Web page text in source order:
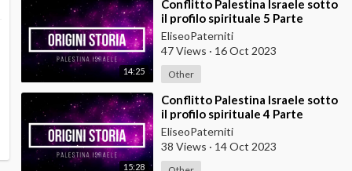
14:25
⁣Conflitto Palestina Israele sotto
il profilo spirituale 5 Parte
EliseoPaterniti
47 Views · 16 Oct 2023
Other
15:28
⁣Conflitto Palestina Israele sotto
il profilo spirituale 4 Parte
EliseoPaterniti
38 Views · 14 Oct 2023